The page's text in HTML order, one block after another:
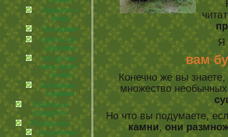
Красота и
мода
На экране
советы для
здоровья
что делает
нашу жизнь
лучше
эзотерика и
гадания
Полезные
продукты
Посиделки
иcцеляемся
Я
вам
Конечно же вы
множество
Но что вы подумаете,
камни, они